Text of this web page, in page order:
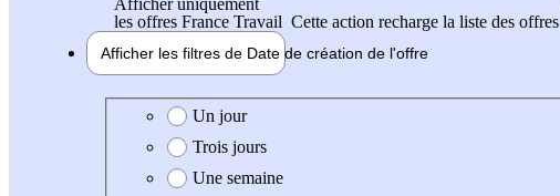
Afficher uniquement
les offres France Travail Cette action recharge la liste des offres
Afficher les filtres de Date de création de l'offre
Date de création de l'offre
Un jour
Trois jours
Une semaine